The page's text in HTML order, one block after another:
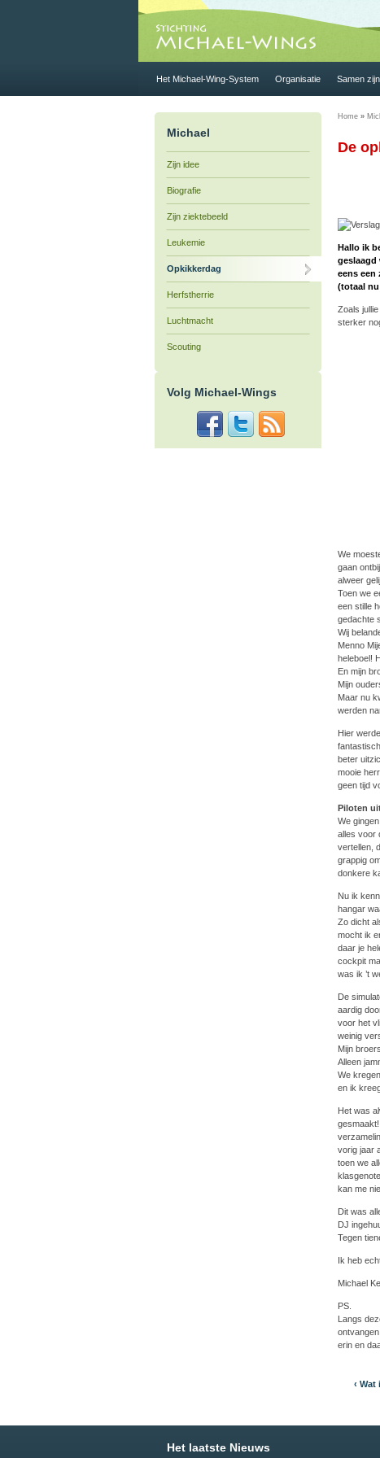
Het Michael-Wing-System Organisatie Samen
Michael
Zijn idee
Biografie
Zijn ziektebeeld
Leukemie
Opkikkerdag
Herfstherrie
Luchtmacht
Scouting
Volg Michael-Wings
Home »
De
Hallo ik
geslaagd
eens een
(totaal nu
Zoals
sterker
We
gaan
alweer
Toen we
een stille
gedachte
Wij
Menno
heleboel!
En mijn
Mijn
Maar nu
werden
Hier
beter
mooie
geen tijd
Piloten
We
alles voor
vertellen,
grappig
donkere
Nu ik
hangar
Zo dicht
mocht ik
daar je
cockpit
was ik ’t
De
aardig
voor het
weinig
Mijn
Alleen
We
en ik
Het was
vorig jaar
toen we
kan me
Dit was
DJ
Tegen
Ik heb
Michael
PS.
Langs
erin en
‹ Wat
Het laatste Nieuws